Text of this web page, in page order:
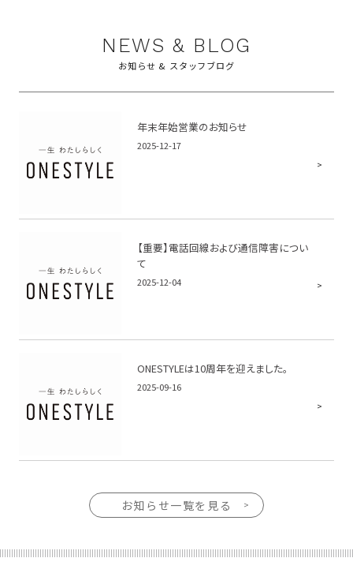
NEWS & BLOG
お知らせ & スタッフブログ
年末年始営業のお知らせ
2025-12-17
【重要】電話回線および通信障害につい
て
2025-12-04
ONESTYLEは10周年を迎えました。
2025-09-16
お知らせ一覧を見る